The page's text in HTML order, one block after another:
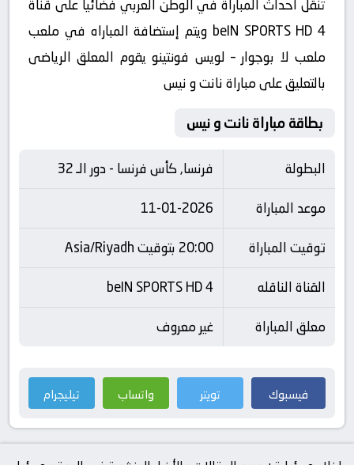
تنقل أحداث المباراة في الوطن العربي فضائيا على قناة
beIN SPORTS HD 4 ويتم إستضافة المباراه في ملعب
ملعب لا بوجوار – لويس فونتينو يقوم المعلق الرياضى
بالتعليق على مباراة نانت و نيس
بطاقة مباراة نانت و نيس
البطولة
فرنسا, كأس فرنسا - دور الـ 32
موعد المباراة
11-01-2026
توقيت المباراة
20:00 بتوقيت Asia/Riyadh
القناة الناقله
beIN SPORTS HD 4
معلق المباراة
غير معروف
فيسبوك تويتر واتساب تيليجرام